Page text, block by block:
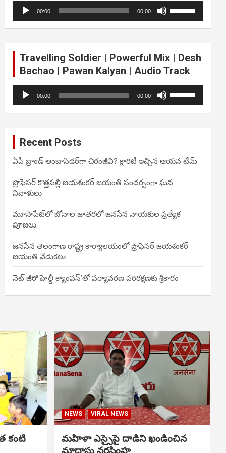
Audio
Player
00:00 00:00
Arrow
increase
or
Travelling Soldier | Powerful Mix | Desh
Bachao | Pawan Kalyan | Audio Track
Audio
Player
00:00 00:00
Arrow
decrease
Recent Posts
ఏపీ బ్రాండ్ అంబాసిడర్‌గా చిరంజీవి? క్లారిటీ ఇచ్చిన ఆయన టీమ్
ప్రొఫెసర్ కొత్తపల్లి జయశంకర్ జయంతి సందర్భంగా ఘన
నివాళులు
మూసాపేట్‌లో బోనాల జాతరలో జనసేన నాయకుల ప్రత్యేక
పూజలు
జనసేన తెలంగాణ రాష్ట్ర కార్యాలయంలో ప్రొఫెసర్ జయశంకర్
జయంతి వేడుకలు
నెట్ జీరో హెల్దీ క్యాంపస్’తో పర్యావరణ పరిరక్షణకు శ్రీకారం
కంటి
NEWS VIRAL NEWS
మహిళా ఎస్సైపై దాడిని ఖండించిన
మాదాసు నరసింహ